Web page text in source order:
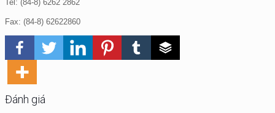
Tel: (84-8) 6262 2862
Fax: (84-8) 62622860
Đánh giá